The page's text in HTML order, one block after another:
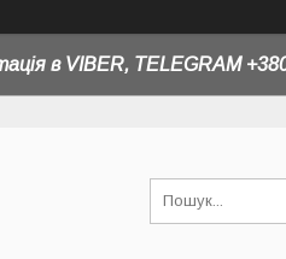
в VIBER, TELEGRAM